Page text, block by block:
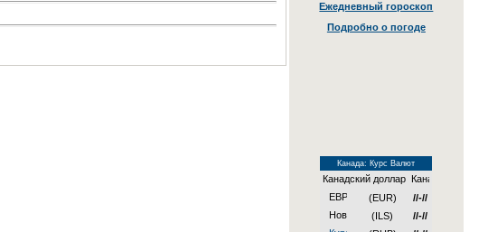
Ежедневный гороскоп
Подробно о погоде
Канада: Курс Валют
Канадский доллар
(EUR)
//-//
(ILS)
//-//